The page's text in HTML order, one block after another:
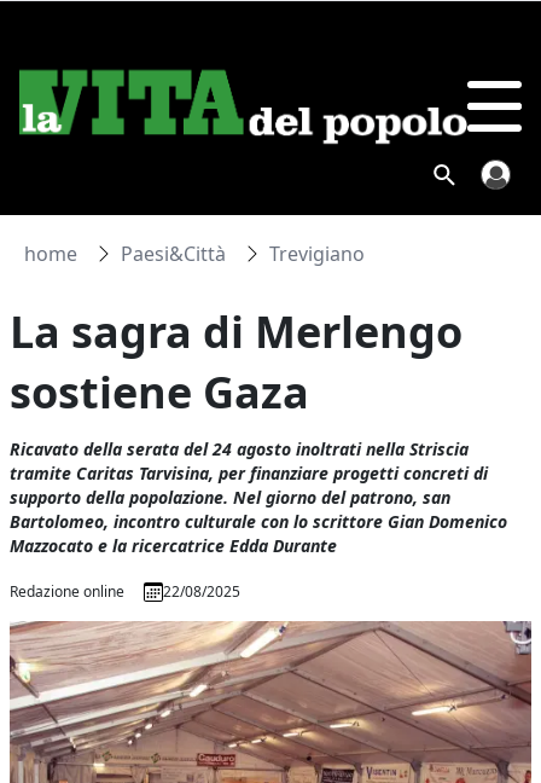
home Paesi&Città Trevigiano
La sagra di Merlengo
sostiene Gaza
Ricavato della serata del 24 agosto inoltrati nella Striscia
tramite Caritas Tarvisina, per finanziare progetti concreti di
supporto della popolazione. Nel giorno del patrono, san
Bartolomeo, incontro culturale con lo scrittore Gian Domenico
Mazzocato e la ricercatrice Edda Durante
Redazione online 22/08/2025